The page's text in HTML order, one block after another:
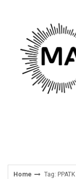
Home Tag: PPATK